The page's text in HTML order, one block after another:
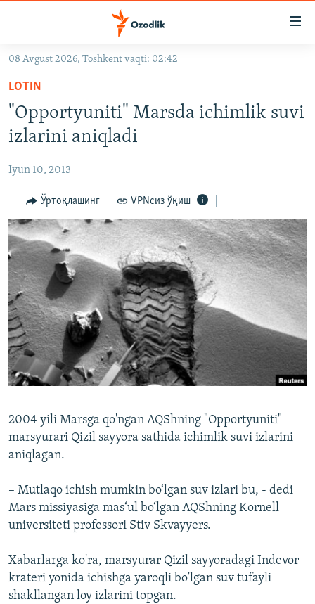
Асосий
навигацияга
ўтинг
Қидиришга
OZODVIDEO
OZODARXIV
На русском
ИЖТИМОИЙ ТАРМОҚЛАР
Озодлик бошқа тилларда
08 Avgust 2026, Toshkent vaqti: 02:42
LOTIN
"Opportyuniti" Marsda ichimlik suvi
izlarini aniqladi
Iyun 10, 2013
Ўртоқлашинг VPNсиз ўқиш
2004 yili Marsga qo'ngan AQShning "Opportyuniti"
marsyurari Qizil sayyora sathida ichimlik suvi izlarini
aniqlagan.
– Mutlaqo ichish mumkin bo‘lgan suv izlari bu, - dedi
Mars missiyasiga mas‘ul bo‘lgan AQShning Kornell
universiteti professori Stiv Skvayyers.
Xabarlarga ko'ra, marsyurar Qizil sayyoradagi Indevor
krateri yonida ichishga yaroqli bo'lgan suv tufayli
shakllangan loy izlarini topgan.